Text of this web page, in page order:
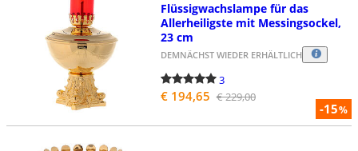
-15%
Flüssigwachslampe für das
Allerheiligste mit Messingsockel,
23 cm
DEMNÄCHST WIEDER ERHÄLTLICH
3
€ 194,65 € 229,00